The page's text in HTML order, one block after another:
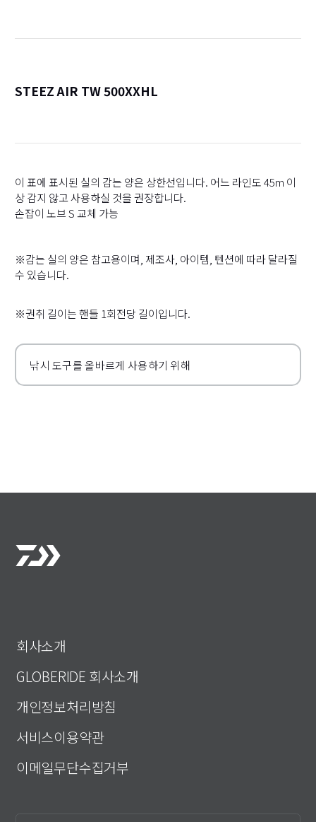
STEEZ AIR TW 500XXHL
이 표에 표시된 실의 감는 양은 상한선입니다. 어느 라인도 45m 이
상 감지 않고 사용하실 것을 권장합니다.
손잡이 노브 S 교체 가능
※감는 실의 양은 참고용이며, 제조사, 아이템, 텐션에 따라 달라질
수 있습니다.
※권취 길이는 핸들 1회전당 길이입니다.
낚시 도구를 올바르게 사용하기 위해
회사소개
GLOBERIDE 회사소개
개인정보처리방침
서비스이용약관
이메일무단수집거부